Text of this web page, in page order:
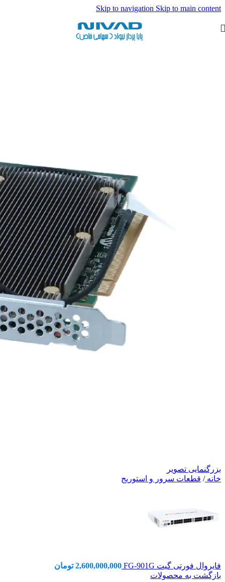
Skip to navigation Skip to main content
بزرگنمایی تصویر
خانه/ قطعات سرور و استوریج
فایروال فورتی گیت FG-901G 2,600,000,000 تومان
بازگشت به محصولات